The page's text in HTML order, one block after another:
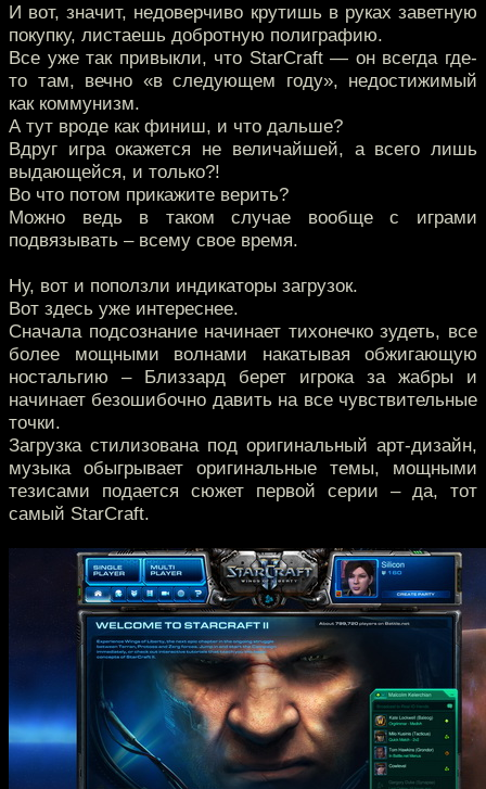
И вот, значит, недоверчиво крутишь в руках заветную
покупку, листаешь добротную полиграфию.
Все уже так привыкли, что StarCraft — он всегда где-
то там, вечно «в следующем году», недостижимый
как коммунизм.
А тут вроде как финиш, и что дальше?
Вдруг игра окажется не величайшей, а всего лишь
выдающейся, и только?!
Во что потом прикажите верить?
Можно ведь в таком случае вообще с играми
подвязывать – всему свое время.
Ну, вот и поползли индикаторы загрузок.
Вот здесь уже интереснее.
Сначала подсознание начинает тихонечко зудеть, все
более мощными волнами накатывая обжигающую
ностальгию – Близзард берет игрока за жабры и
начинает безошибочно давить на все чувствительные
точки.
Загрузка стилизована под оригинальный арт-дизайн,
музыка обыгрывает оригинальные темы, мощными
тезисами подается сюжет первой серии – да, тот
самый StarCraft.